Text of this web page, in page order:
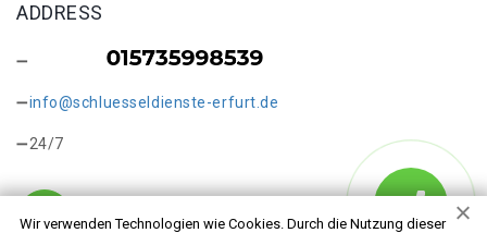
Wir verwenden Technologien wie Cookies. Durch die Nutzung dieser
ADDRESS
info@schluesseldienste-erfurt.de
24/7